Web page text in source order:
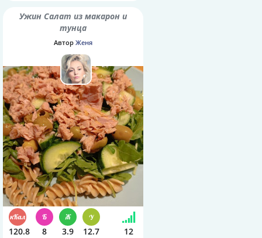
Ужин Салат из макарон и
тунца
Автор Женя
120.8 8 3.9 12.7 12